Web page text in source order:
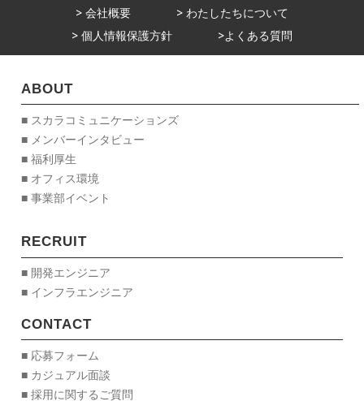
> 会社概要
> わたしたちについて
> 個人情報保護方針
>よくある質問
ABOUT
■ スカラコミュニケーションズ
■ メンバーインタビュー
■ 福利厚生
■ オフィス環境
■ 事業部イベント
RECRUIT
■ 開発エンジニア
■ インフラエンジニア
CONTACT
■ 応募フォーム
■ カジュアル面談
■ 採用に関するご質問